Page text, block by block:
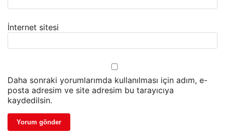
İnternet sitesi
Daha sonraki yorumlarımda kullanılması için adım, e-
posta adresim ve site adresim bu tarayıcıya
kaydedilsin.